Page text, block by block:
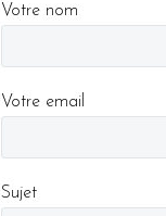
Votre nom
Votre email
Sujet